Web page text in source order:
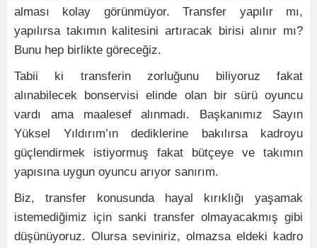
alması kolay görünmüyor. Transfer yapılır mı,
yapılırsa takımın kalitesini artıracak birisi alınır mı?
Bunu hep birlikte göreceğiz.
Tabii ki transferin zorluğunu biliyoruz fakat
alınabilecek bonservisi elinde olan bir sürü oyuncu
vardı ama maalesef alınmadı. Başkanımız Sayın
Yüksel Yıldırım’ın dediklerine bakılırsa kadroyu
güçlendirmek istiyormuş fakat bütçeye ve takımın
yapısına uygun oyuncu arıyor sanırım.
Biz, transfer konusunda hayal kırıklığı yaşamak
istemediğimiz için sanki transfer olmayacakmış gibi
düşünüyoruz. Olursa seviniriz, olmazsa eldeki kadro